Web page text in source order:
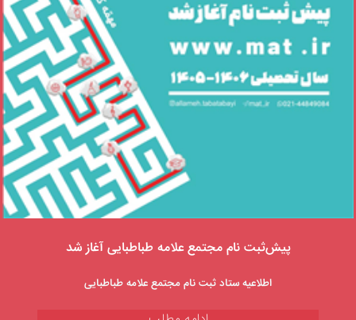
پیش‌ثبت نام مجتمع علامه طباطبایی آغاز شد
اطلاعیه ستاد ثبت نام مجتمع علامه طباطبایی